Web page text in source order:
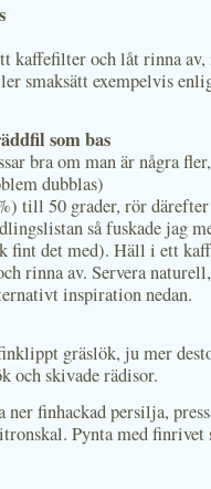
kaffefilter och låt rinna
smaksätt exempelvis
som bas
bra om man är några
dubblas)
till 50 grader, rör
så fuskade jag
fint det med). Häll i ett
rinna av. Servera
inspiration nedan.
gräslök, ju mer
och skivade rädisor.
ner finhackad persilja,
Pynta med finrivet